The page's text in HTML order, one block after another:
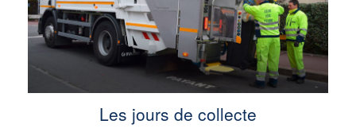
Les jours de collecte